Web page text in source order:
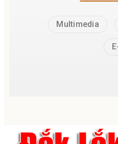
Multimedia